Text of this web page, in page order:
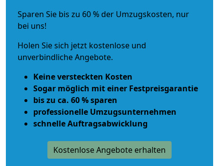
Sparen Sie bis zu 60 % der Umzugskosten, nur
bei uns!
Holen Sie sich jetzt kostenlose und
unverbindliche Angebote.
Keine versteckten Kosten
Sogar möglich mit einer Festpreisgarantie
bis zu ca. 60 % sparen
professionelle Umzugsunternehmen
schnelle Auftragsabwicklung
Kostenlose Angebote erhalten